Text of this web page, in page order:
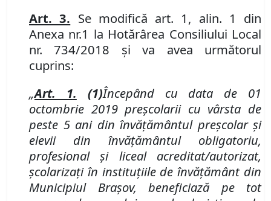
Art. 3. Se modifică art. 1, alin. 1 din
Anexa nr.1 la Hotărârea Consiliului Local
nr. 734/2018 şi va avea următorul
cuprins:
„Art. 1. (1)Începând cu data de 01
octombrie 2019preşcolariicu vârsta de
peste 5 anidin învăţământul preşcolarşi
elevii din învăţământul obligatoriu,
profesional şi liceal acreditat/autorizat,
şcolarizaţi în instituţiile de învăţământ din
Municipiul Braşov, beneficiază pe tot